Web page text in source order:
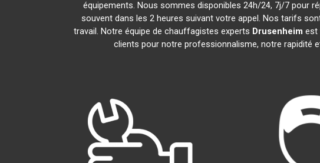
équipements. Nous sommes disponibles 24h/24, 7j/7 pour
souvent dans les 2 heures suivant votre appel. Nos tarifs
travail. Notre équipe de chauffagistes experts Drusenheim est
clients pour notre professionnalisme, notre rapidité